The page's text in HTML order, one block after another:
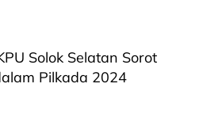
Solok Selatan Sorot
Pilkada 2024